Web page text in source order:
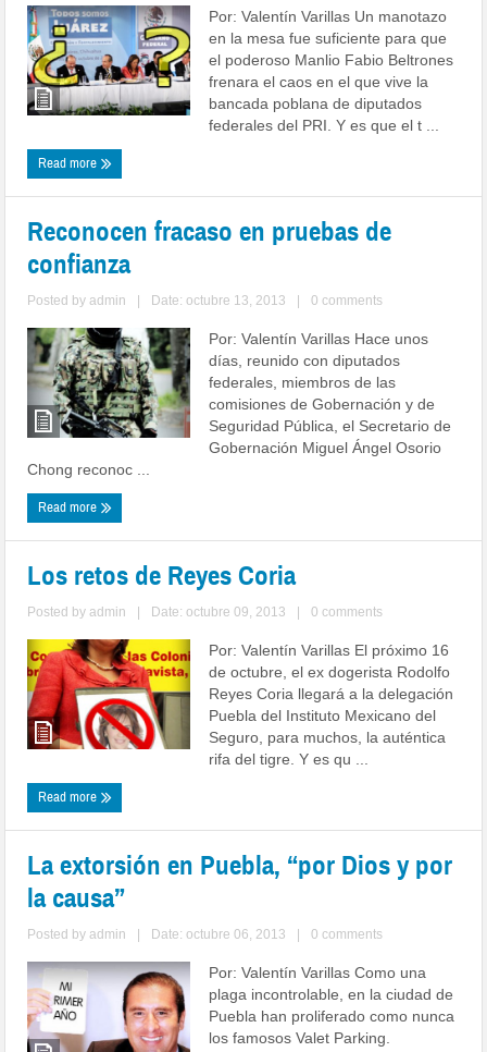
Por: Valentín Varillas Un manotazo
en la mesa fue suficiente para que
el poderoso Manlio Fabio Beltrones
frenara el caos en el que vive la
bancada poblana de diputados
federales del PRI. Y es que el t ...
Read more
Reconocen fracaso en pruebas de
confianza
Posted byadmin Date: octubre 13, 2013 0 comments
Por: Valentín Varillas Hace unos
días, reunido con diputados
federales, miembros de las
comisiones de Gobernación y de
Seguridad Pública, el Secretario de
Gobernación Miguel Ángel Osorio
Chong reconoc ...
Read more
Los retos de Reyes Coria
Posted byadmin Date: octubre 09, 2013 0 comments
Por: Valentín Varillas El próximo 16
de octubre, el ex dogerista Rodolfo
Reyes Coria llegará a la delegación
Puebla del Instituto Mexicano del
Seguro, para muchos, la auténtica
rifa del tigre. Y es qu ...
Read more
La extorsión en Puebla, “por Dios y por
la causa”
Posted byadmin Date: octubre 06, 2013 0 comments
Por: Valentín Varillas Como una
plaga incontrolable, en la ciudad de
Puebla han proliferado como nunca
los famosos Valet Parking.